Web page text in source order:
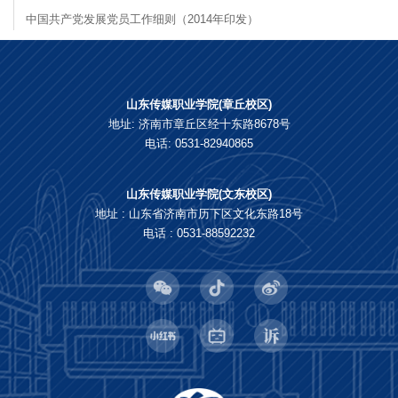
中国共产党发展党员工作细则（2014年印发）
山东传媒职业学院(章丘校区)
地址: 济南市章丘区经十东路8678号
电话: 0531-82940865
山东传媒职业学院(文东校区)
地址 : 山东省济南市历下区文化东路18号
电话 : 0531-88592232